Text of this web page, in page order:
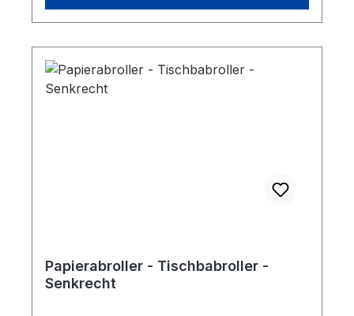
Papierabroller - Tischbabroller -
Senkrecht